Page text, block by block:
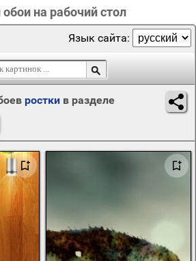
обои на рабочий стол
Язык сайта:
ростки в разделе